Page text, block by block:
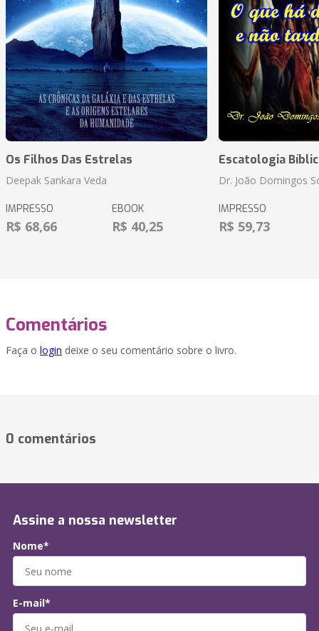
Os Filhos Das Estrelas
Deepak Sankara Veda
IMPRESSO
R$ 68,66
EBOOK
R$ 40,25
Escatologia
Dr. João Domingos
IMPRESSO
R$ 59,73
Comentários
Faça o login deixe o seu comentário sobre o livro.
0 comentários
Assine a nossa newsletter
Nome*
E-mail*